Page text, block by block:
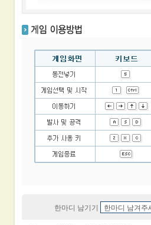
한마디 남기기